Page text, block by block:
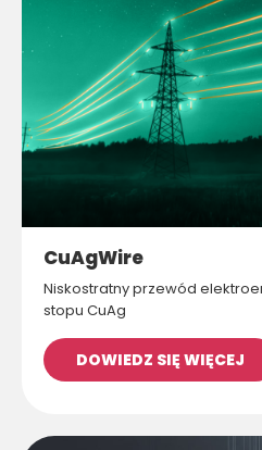
CuAgWire
Niskostratny przewód
stopu CuAg
DOWIEDZ SIĘ WIĘCEJ